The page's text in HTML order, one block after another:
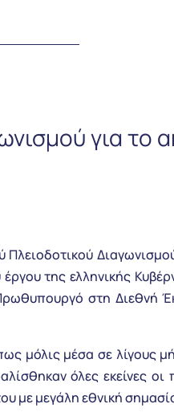
για το
Πλειοδοτικού
της ελληνικής
στη Διεθνή
μόλις μέσα σε λίγους
όλες εκείνες οι
με μεγάλη εθνική